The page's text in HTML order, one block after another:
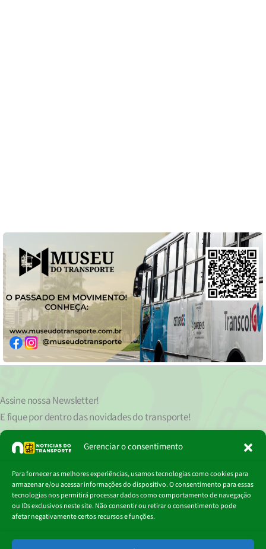
Gerenciar o consentimento
Para fornecer as melhores experiências, usamos tecnologias como cookies para
armazenar e/ou acessar informações do dispositivo. O consentimento para essas
tecnologias nos permitirá processar dados como comportamento de navegação
ou IDs exclusivos neste site. Não consentir ou retirar o consentimento pode
afetar negativamente certos recursos e funções.
Assine nossaNewsletter!
E fique por dentro das novidades do transporte!
Seu endereço de e-mail
clicando aqui.
Digite
mail…
Assinar